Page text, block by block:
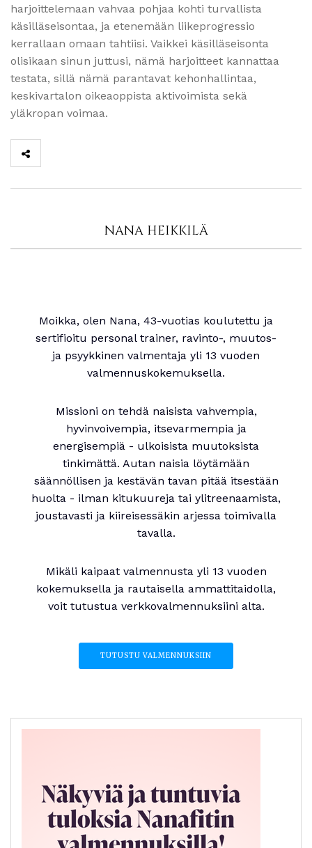
harjoittelemaan vahvaa pohjaa kohti turvallista
käsilläseisontaa, ja etenemään liikeprogressio
kerrallaan omaan tahtiisi. Vaikkei käsilläseisonta
olisikaan sinun juttusi, nämä harjoitteet kannattaa
testata, sillä nämä parantavat kehonhallintaa,
keskivartalon oikeaoppista aktivoimista sekä
yläkropan voimaa.
NANA HEIKKILÄ
Moikka, olen Nana, 43-vuotias koulutettu ja
sertifioitu personal trainer, ravinto-, muutos-
ja psyykkinen valmentaja yli 13 vuoden
valmennuskokemuksella.
Missioni on tehdä naisista vahvempia,
hyvinvoivempia, itsevarmempia ja
energisempiä - ulkoisista muutoksista
tinkimättä. Autan naisia löytämään
säännöllisen ja kestävän tavan pitää itsestään
huolta - ilman kitukuureja tai ylitreenaamista,
joustavasti ja kiireisessäkin arjessa toimivalla
tavalla.
Mikäli kaipaat valmennusta yli 13 vuoden
kokemuksella ja rautaisella ammattitaidolla,
voit tutustua verkkovalmennuksiini alta.
TUTUSTU VALMENNUKSIIN